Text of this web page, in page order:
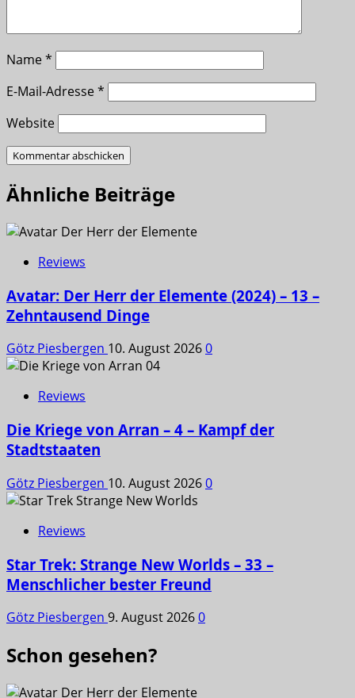
Name*
E-Mail-Adresse*
Website
Ähnliche Beiträge
Reviews
Avatar: Der Herr der Elemente (2024) – 13 –
Zehntausend Dinge
Götz Piesbergen 10. August 20260
Reviews
Die Kriege von Arran – 4 – Kampf der
Stadtstaaten
Götz Piesbergen 10. August 20260
Reviews
Star Trek: Strange New Worlds – 33 –
Menschlicher bester Freund
Götz Piesbergen 9. August 20260
Schon gesehen?